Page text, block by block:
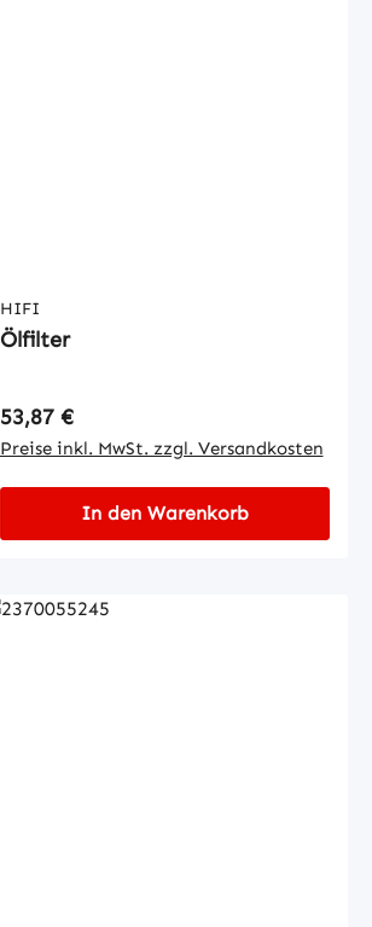
HIFI
Ölfilter
Regulärer Preis:
53,87 €
Preise inkl. MwSt. zzgl. Versandkosten
In den Warenkorb